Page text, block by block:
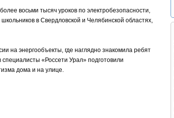
восьми тысяч уроков по электробезопасности,
в Свердловской и Челябинской областях,
на энергообъекты, где наглядно знакомила ребят
специалисты «Россети Урал» подготовили
дома и на улице.